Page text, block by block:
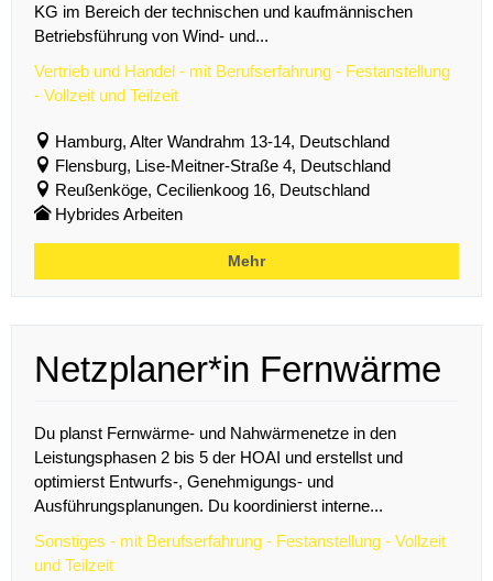
KG im Bereich der technischen und kaufmännischen
Betriebsführung von Wind- und...
Vertrieb und Handel - mit Berufserfahrung - Festanstellung
- Vollzeit und Teilzeit
Hamburg, Alter Wandrahm 13-14, Deutschland
Flensburg, Lise-Meitner-Straße 4, Deutschland
Reußenköge, Cecilienkoog 16, Deutschland
Hybrides Arbeiten
Mehr
Netzplaner*in Fernwärme
Du planst Fernwärme- und Nahwärmenetze in den
Leistungsphasen 2 bis 5 der HOAI und erstellst und
optimierst Entwurfs-, Genehmigungs- und
Ausführungsplanungen. Du koordinierst interne...
Sonstiges - mit Berufserfahrung - Festanstellung - Vollzeit
und Teilzeit